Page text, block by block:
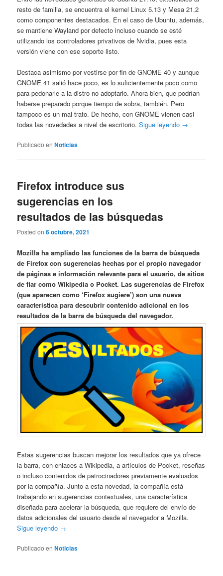
resto de familia, se encuentra el kernel Linux 5.13 y Mesa 21.2
como componentes destacados. En el caso de Ubuntu, además,
se mantiene Wayland por defecto incluso cuando se esté
utilizando los controladores privativos de Nvidia, pues esta
versión viene con ese soporte listo.
Destaca asimismo por vestirse por fin de GNOME 40 y aunque
GNOME 41 salió hace poco, es lo suficientemente poco como
para pedonarle a la distro no adoptarlo. Ahora bien, que podrían
haberse preparado porque tiempo de sobra, también. Pero
tampoco es un mal trato. De hecho, con GNOME vienen casi
todas las novedades a nivel de escritorio. Sigue leyendo →
Publicado en Noticias
Firefox introduce sus
sugerencias en los
resultados de las búsquedas
Posted on6 octubre, 2021
Mozilla ha ampliado las funciones de la barra de búsqueda
de Firefox con sugerencias hechas por el propio navegador
de páginas e información relevante para el usuario, de sitios
de fiar como Wikipedia o Pocket. Las sugerencias de Firefox
(que aparecen como ‘Firefox sugiere’) son una nueva
característica para descubrir contenido adicional en los
resultados de la barra de búsqueda del navegador.
Estas sugerencias buscan mejorar los resultados que ya ofrece
la barra, con enlaces a Wikipedia, a artículos de Pocket, reseñas
o incluso contenidos de patrocinadores previamente evaluados
por la compañía. Junto a esta novedad, la compañía está
trabajando en sugerencias contextuales, una característica
diseñada para acelerar la búsqueda, que requiere del envío de
datos adicionales del usuario desde el navegador a Mozilla.
Sigue leyendo →
Publicado en Noticias